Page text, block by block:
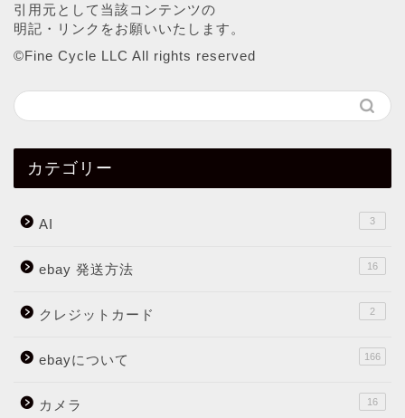
引用元として当該コンテンツの
明記・リンクをお願いいたします。
©︎Fine Cycle LLC All rights reserved
カテゴリー
AI 3
ebay 発送方法 16
クレジットカード 2
ebayについて 166
カメラ 16